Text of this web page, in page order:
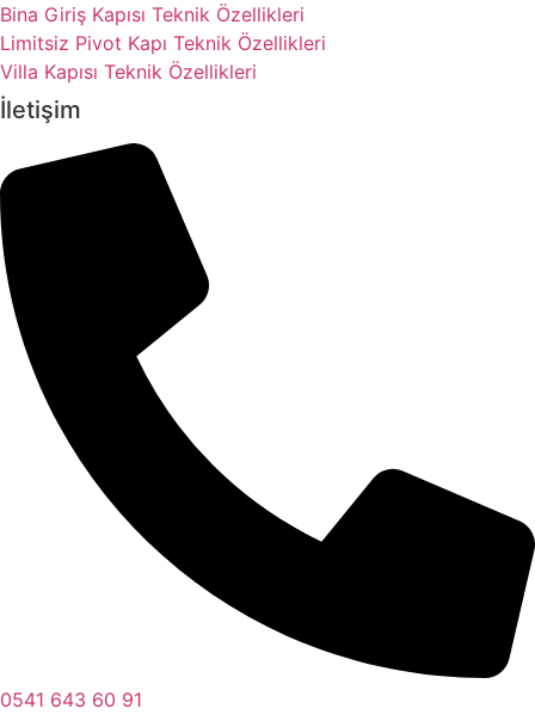
Bina Giriş Kapısı Teknik Özellikleri
Limitsiz Pivot Kapı Teknik Özellikleri
Villa Kapısı Teknik Özellikleri
İletişim
0541 643 60 91